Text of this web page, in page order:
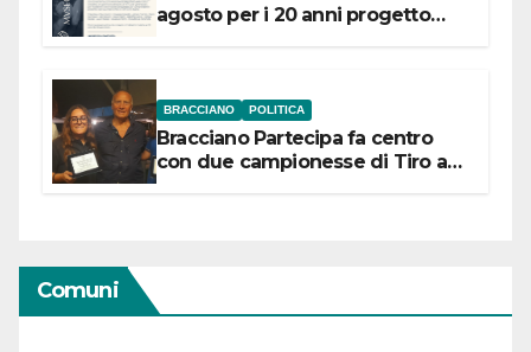
agosto per i 20 anni progetto
BRACCIANO POLITICA
Bracciano Partecipa fa centro
con due campionesse di Tiro a
Comuni